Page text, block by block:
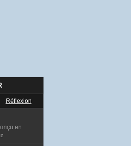
Réflexion
en